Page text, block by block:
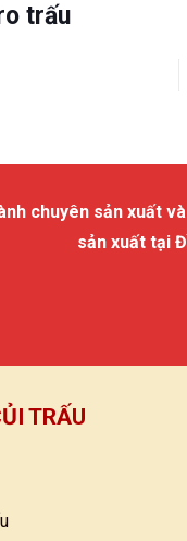
trấu
chuyên sản xuất
sản xuất tại
TRẤU